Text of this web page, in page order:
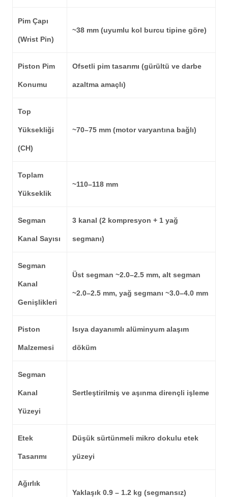
Pim Çapı
(Wrist Pin)
~38 mm (uyumlu kol burcu tipine göre)
Piston Pim
Konumu
Ofsetli pim tasarımı (gürültü ve darbe
azaltma amaçlı)
Top
Yüksekliği
(CH)
~70–75 mm (motor varyantına bağlı)
Toplam
Yükseklik
~110–118 mm
Segman
Kanal Sayısı
3 kanal (2 kompresyon + 1 yağ
segmanı)
Segman
Kanal
Genişlikleri
Üst segman ~2.0–2.5 mm, alt segman
~2.0–2.5 mm, yağ segmanı ~3.0–4.0 mm
Piston
Malzemesi
Isıya dayanımlı alüminyum alaşım
döküm
Segman
Kanal
Yüzeyi
Sertleştirilmiş ve aşınma dirençli işleme
Etek
Tasarımı
Düşük sürtünmeli mikro dokulu etek
yüzeyi
Ağırlık
Yaklaşık 0.9 – 1.2 kg (segmansız)